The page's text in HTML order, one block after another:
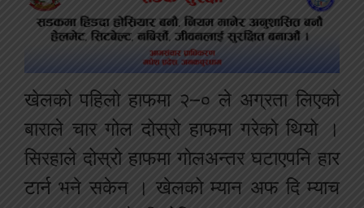
खेलको पहिलो हाफमा २–० ले अग्रता लिएको
बाराले चार गोल दोस्रो हाफमा गरेको थियो ।
सिरहाले दोस्रो हाफमा गोलअन्तर घटाएपनि हार
टार्न भने सकेन । खेलको म्यान अफ दि म्याच